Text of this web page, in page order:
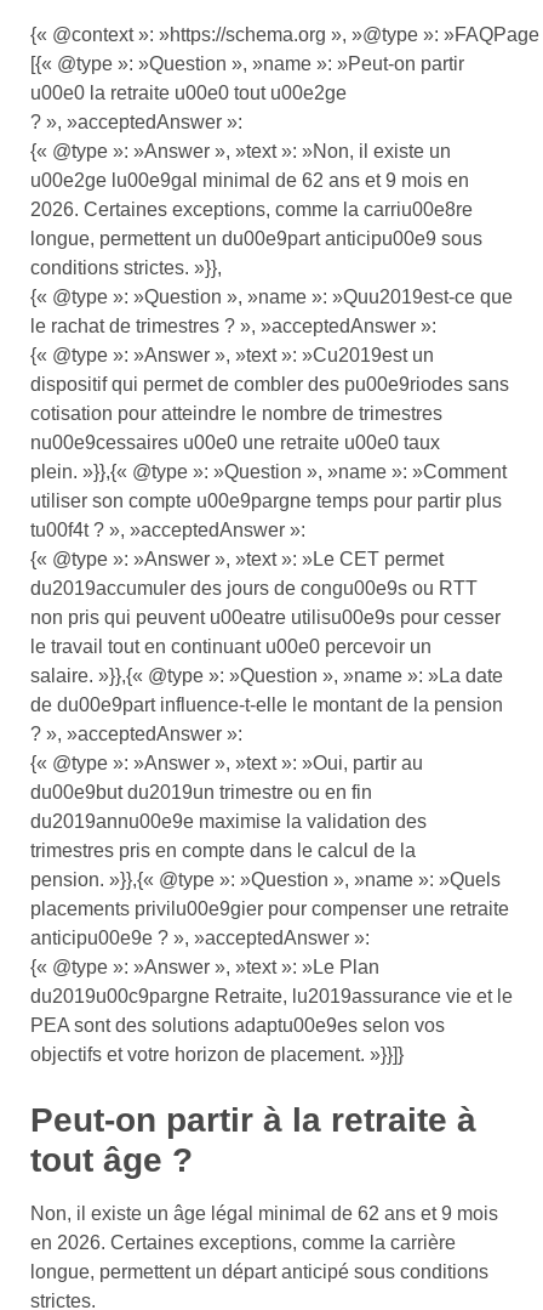
{« @context »: »https://schema.org », »@type »:
[{« @type »: »Question », »name »: »Peut-on partir
u00e0 la retraite u00e0 tout u00e2ge
? », »acceptedAnswer »:
{« @type »: »Answer », »text »: »Non, il existe un
u00e2ge lu00e9gal minimal de 62 ans et 9 mois en
2026. Certaines exceptions, comme la carriu00e8re
longue, permettent un du00e9part anticipu00e9 sous
conditions strictes. »}},
{« @type »: »Question », »name »: »Quu2019est-ce que
le rachat de trimestres ? », »acceptedAnswer »:
{« @type »: »Answer », »text »: »Cu2019est un
dispositif qui permet de combler des pu00e9riodes sans
cotisation pour atteindre le nombre de trimestres
nu00e9cessaires u00e0 une retraite u00e0 taux
plein. »}},{« @type »: »Question », »name »: »Comment
utiliser son compte u00e9pargne temps pour partir plus
tu00f4t ? », »acceptedAnswer »:
{« @type »: »Answer », »text »: »Le CET permet
du2019accumuler des jours de congu00e9s ou RTT
non pris qui peuvent u00eatre utilisu00e9s pour cesser
le travail tout en continuant u00e0 percevoir un
salaire. »}},{« @type »: »Question », »name »: »La date
de du00e9part influence-t-elle le montant de la pension
? », »acceptedAnswer »:
{« @type »: »Answer », »text »: »Oui, partir au
du00e9but du2019un trimestre ou en fin
du2019annu00e9e maximise la validation des
trimestres pris en compte dans le calcul de la
pension. »}},{« @type »: »Question », »name »: »Quels
placements privilu00e9gier pour compenser une retraite
anticipu00e9e ? », »acceptedAnswer »:
{« @type »: »Answer », »text »: »Le Plan
du2019u00c9pargne Retraite, lu2019assurance vie et le
PEA sont des solutions adaptu00e9es selon vos
objectifs et votre horizon de placement. »}}]}
Peut-on partir à la retraite à
tout âge ?
Non, il existe un âge légal minimal de 62 ans et 9 mois
en 2026. Certaines exceptions, comme la carrière
longue, permettent un départ anticipé sous conditions
strictes.